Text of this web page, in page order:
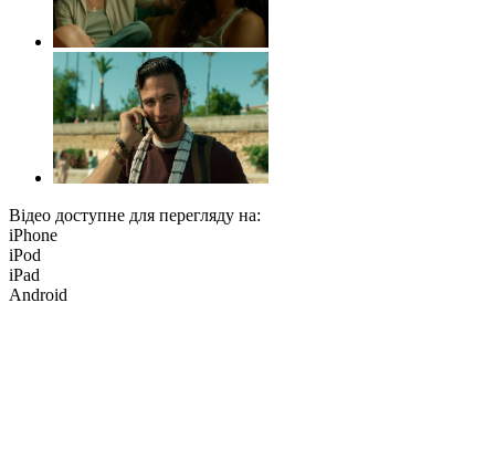
Відео доступне для перегляду на:
iPhone
iPod
iPad
Android